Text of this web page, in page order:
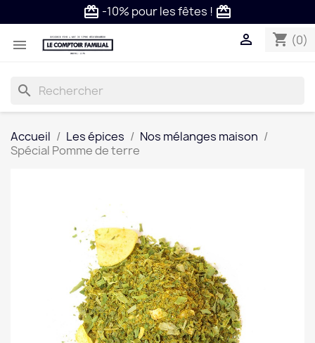
card_giftcard -10% pour les fêtes ! card_giftcard

shopping_cart (0)

search
Accueil Les épices
Nos mélanges maison
Spécial Pomme de terre